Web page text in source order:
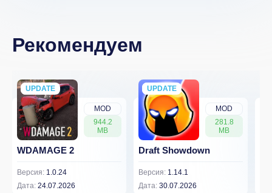
Рекомендуем
MOD
944.2
MB
UPDATE
NEW
WDAMAGE 2
Версия: 1.0.24
Дата: 24.07.2026
MOD
281.8
MB
UPDATE
NEW
Draft Showdown
Версия: 1.14.1
Дата: 30.07.2026